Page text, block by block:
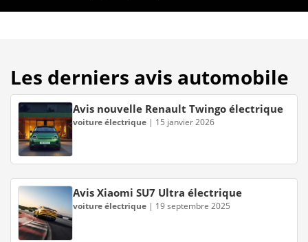
Les derniers avis automobile
Avis nouvelle Renault Twingo électrique
voiture électrique | 15 janvier 2026
Avis Xiaomi SU7 Ultra électrique
voiture électrique | 19 septembre 2025